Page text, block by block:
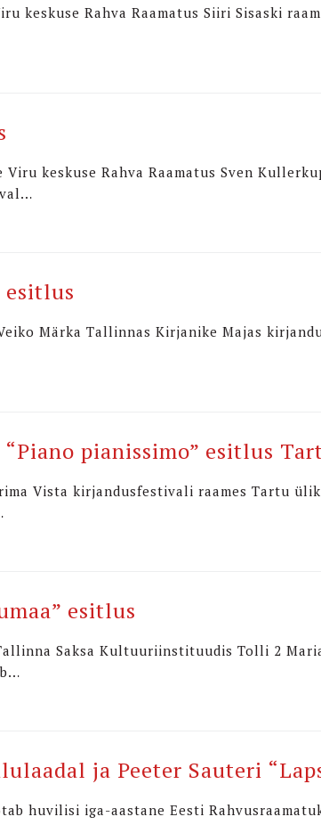
keskuse Rahva Raamatus Siiri Sisaski
keskuse Rahva Raamatus Sven
esitlus
Märka Tallinnas Kirjanike Majas
pianissimo” esitlus
Vista kirjandusfestivali raames Tartu
esitlus
Saksa Kultuuriinstituudis Tolli 2
ja Peeter Sauteri
huvilisi iga-aastane Eesti